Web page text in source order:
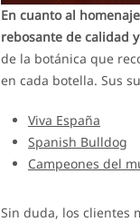
En cuanto al
rebosante de calidad
de la botánica que
en cada botella. Sus
Viva España
Spanish Bulldog
Campeones del
Sin duda, los clientes